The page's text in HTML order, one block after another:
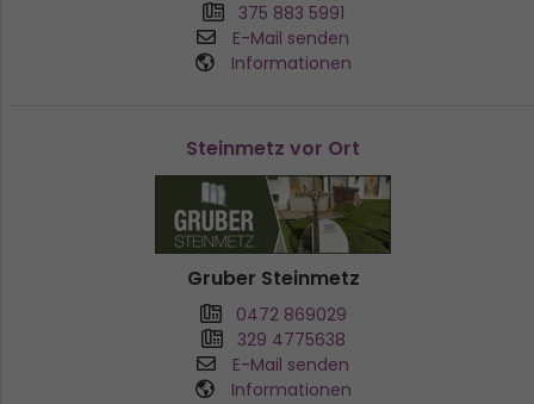
375 883 5991
E-Mail senden
Informationen
Steinmetz vor Ort
Gruber Steinmetz
0472 869029
329 4775638
E-Mail senden
Informationen